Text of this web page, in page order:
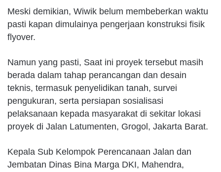
Meski demikian, Wiwik belum membeberkan waktu
pasti kapan dimulainya pengerjaan konstruksi fisik
flyover.
Namun yang pasti, Saat ini proyek tersebut masih
berada dalam tahap perancangan dan desain
teknis, termasuk penyelidikan tanah, survei
pengukuran, serta persiapan sosialisasi
pelaksanaan kepada masyarakat di sekitar lokasi
proyek di Jalan Latumenten, Grogol, Jakarta Barat.
Kepala Sub Kelompok Perencanaan Jalan dan
Jembatan Dinas Bina Marga DKI, Mahendra,